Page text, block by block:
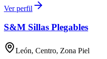
Ver perfil
S&M Sillas Plegables
León, Centro, Zona Piel